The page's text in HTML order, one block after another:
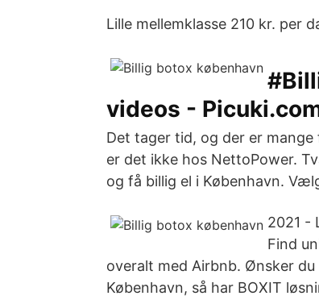
Lille mellemklasse 210 kr. per
videos -
Det tager tid, og der er
er det ikke hos NettoPower.
og få billig el i København.
2021 -
Find
overalt med Airbnb. Ønsker
København, så har BOXIT